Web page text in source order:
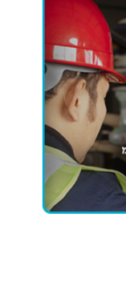
מעולה
בקשר,
רב-השנים
לשווקים